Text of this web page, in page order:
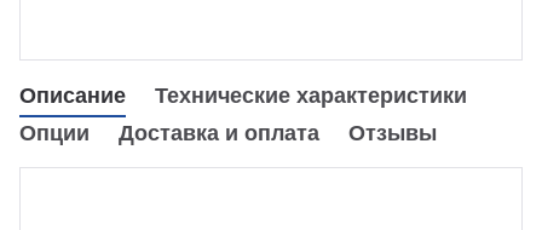
Описание
Технические характеристики
Опции
Доставка и оплата Отзывы